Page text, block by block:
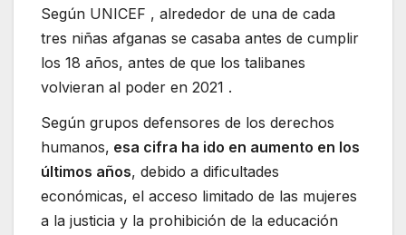
Según UNICEF , alrededor de una de cada
tres niñas afganas se casaba antes de cumplir
los 18 años, antes de que los talibanes
volvieran al poder en 2021 .
Según grupos defensores de los derechos
humanos, esa cifra ha ido en aumento en los
últimos años, debido a dificultades
económicas, el acceso limitado de las mujeres
a la justicia y la prohibición de la educación